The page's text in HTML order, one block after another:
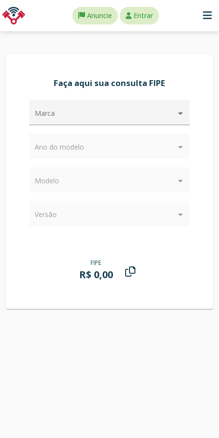
Anuncie Entrar
Faça aqui sua consulta FIPE
Marca
Ano do modelo
Modelo
Versão
FIPE
R$ 0,00